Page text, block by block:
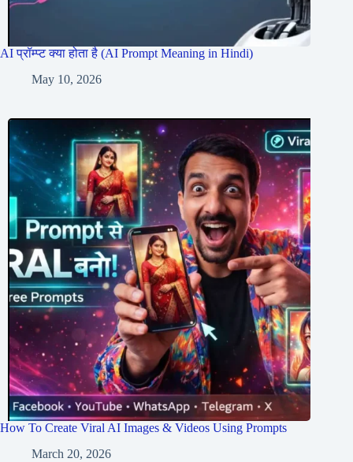
AI प्रॉम्प्ट क्या होता है (AI Prompt Meaning in Hindi)
May 10, 2026
How To Create Viral AI Images & Videos Using Prompts
March 20, 2026